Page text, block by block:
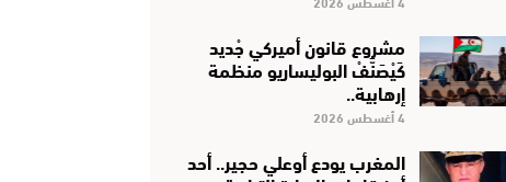
مشروع قانون أميركي جْديد
كَيْصَنَّفْ البوليساريو منظمة
إرهابية..
4 أغسطس 2026
المغرب يودع أوعلي حجير.. أحد